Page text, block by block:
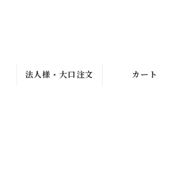
法人様・大口注文 カート